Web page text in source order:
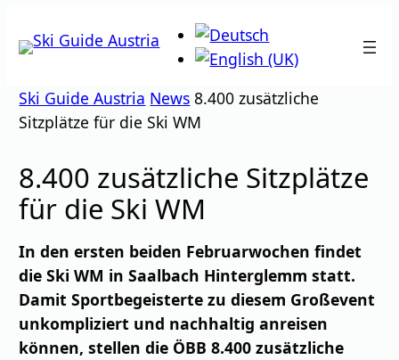
Inhalt
Ski Guide Austria News 8.400 zusätzliche
Sitzplätze für die Ski WM
8.400 zusätzliche Sitzplätze
für die Ski WM
In den ersten beiden Februarwochen findet
die Ski WM in Saalbach Hinterglemm statt.
Damit Sportbegeisterte zu diesem Großevent
unkompliziert und nachhaltig anreisen
können, stellen die ÖBB 8.400 zusätzliche